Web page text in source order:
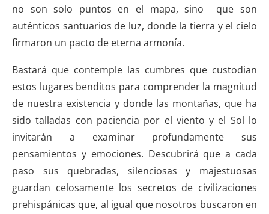
no son solo puntos en el mapa, sino que son
auténticos santuarios de luz, donde la tierra y el cielo
firmaron un pacto de eterna armonía.
Bastará que contemple las cumbres que custodian
estos lugares benditos para comprender la magnitud
de nuestra existencia y donde las montañas, que ha
sido talladas con paciencia por el viento y el Sol lo
invitarán a examinar profundamente sus
pensamientos y emociones. Descubrirá que a cada
paso sus quebradas, silenciosas y majestuosas
guardan celosamente los secretos de civilizaciones
prehispánicas que, al igual que nosotros buscaron en